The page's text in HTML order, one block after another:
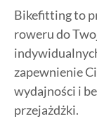
Bikefitting to
roweru do
zapewnienie
wydajności i
przejażdżki.